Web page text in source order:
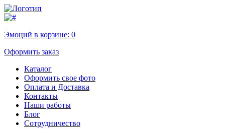
Эмоций в корзине: 0
Оформить заказ
Каталог
Оформить свое фото
Оплата и Доставка
Контакты
Наши работы
Блог
Сотрудничество